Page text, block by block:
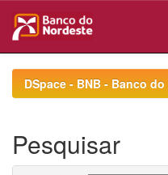
navigationDSpace - BNB - Banco
Pesquisar